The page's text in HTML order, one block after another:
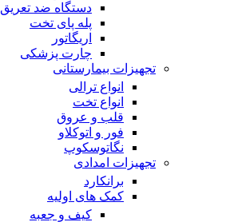
دستگاه ضد تعریق
پله پای تخت
اریگاتور
چارت پزشکی
تجهیزات بیمارستانی
انواع ترالی
انواع تخت
قلب و عروق
فور و اتوکلاو
نگاتوسکوپ
تجهیزات امدادی
برانکارد
کمک های اولیه
کیف و جعبه